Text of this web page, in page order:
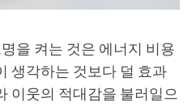
을 켜는 것은 에너지 비용
생각하는 것보다 덜 효과
이웃의 적대감을 불러일으